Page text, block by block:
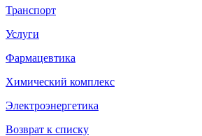
Транспорт
Услуги
Фармацевтика
Химический комплекс
Электроэнергетика
Возврат к списку